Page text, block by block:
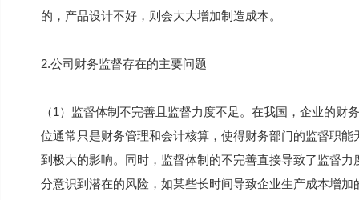
的，产品设计不好，则会大大增加制造成本。
2.公司财务监督存在的主要问题
（1）监督体制不完善且监督力度不足。在我国，企业的
位通常只是财务管理和会计核算，使得财务部门的监督职
到极大的影响。同时，监督体制的不完善直接导致了监督
分意识到潜在的风险，如某些长时间导致企业生产成本增